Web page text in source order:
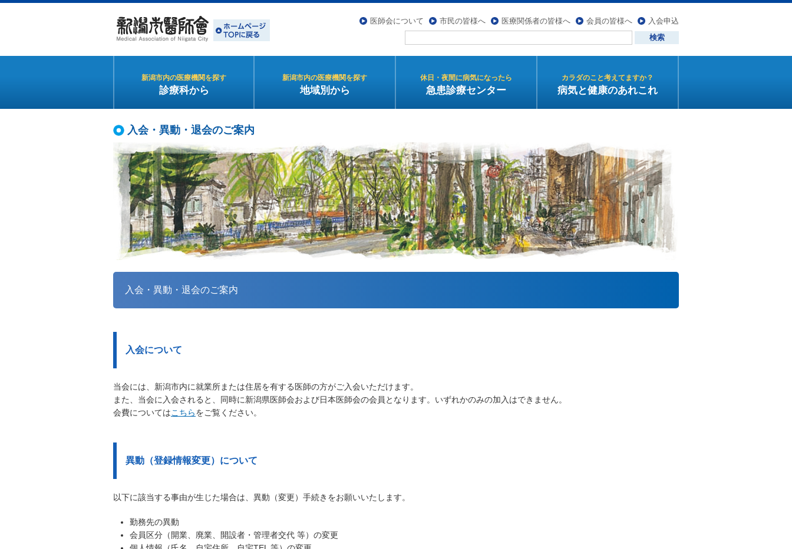
新潟市内の医療機関を探す
診療科から
新潟市内の医療機関を探す
地域別から
休日・夜間に病気になったら
急患診療センター
カラダのこと考えてますか？
病気と健康のあれこれ
医師会について 市民の皆様へ 医療関係者の皆様へ 会員の皆様へ 入会申込
入会・異動・退会のご案内
入会・異動・退会のご案内
入会について
当会には、新潟市内に就業所または住居を有する医師の方がご入会いただけます。
また、当会に入会されると、同時に新潟県医師会および日本医師会の会員となります。いずれかのみの加入はできません。
会費についてはこちらをご覧ください。
異動（登録情報変更）について
以下に該当する事由が生じた場合は、異動（変更）手続きをお願いいたします。
勤務先の異動
会員区分（開業、廃業、開設者・管理者交代 等）の変更